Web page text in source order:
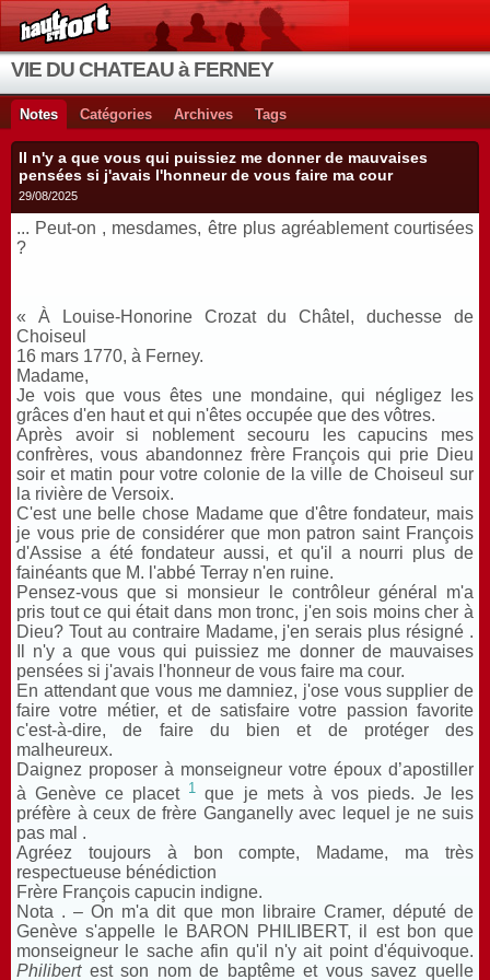
VIE DU CHATEAU à FERNEY
Notes Catégories Archives Tags
Il n'y a que vous qui puissiez me donner de mauvaises
pensées si j'avais l'honneur de vous faire ma cour
29/08/2025
... Peut-on , mesdames, être plus agréablement courtisées
?
« À Louise-Honorine Crozat du Châtel, duchesse de
Choiseul
16 mars 1770, à Ferney.
Madame,
Je vois que vous êtes une mondaine, qui négligez les
grâces d'en haut et qui n'êtes occupée que des vôtres.
Après avoir si noblement secouru les capucins mes
confrères, vous abandonnez frère François qui prie Dieu
soir et matin pour votre colonie de la ville de Choiseul sur
la rivière de Versoix.
C'est une belle chose Madame que d'être fondateur, mais
je vous prie de considérer que mon patron saint François
d'Assise a été fondateur aussi, et qu'il a nourri plus de
fainéants que M. l'abbé Terray n'en ruine.
Pensez-vous que si monsieur le contrôleur général m'a
pris tout ce qui était dans mon tronc, j'en sois moins cher à
Dieu? Tout au contraire Madame, j'en serais plus résigné .
Il n'y a que vous qui puissiez me donner de mauvaises
pensées si j'avais l'honneur de vous faire ma cour.
En attendant que vous me damniez, j'ose vous supplier de
faire votre métier, et de satisfaire votre passion favorite
c'est-à-dire, de faire du bien et de protéger des
malheureux.
Daignez proposer à monseigneur votre époux d’apostiller
à Genève ce placet 1 que je mets à vos pieds. Je les
préfère à ceux de frère Ganganelly avec lequel je ne suis
pas mal .
Agréez toujours à bon compte, Madame, ma très
respectueuse bénédiction
Frère François capucin indigne.
Nota . – On m'a dit que mon libraire Cramer, député de
Genève s'appelle le BARON PHILIBERT, il est bon que
monseigneur le sache afin qu'il n'y ait point d'équivoque.
Philibertest son nom de baptême et vous savez quelle